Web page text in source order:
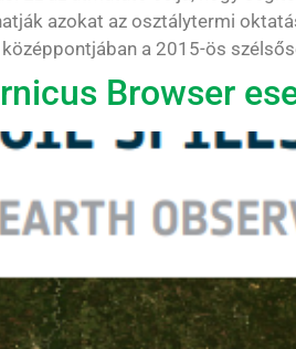
azokat az osztálytermi
a 2015-ös
Browser